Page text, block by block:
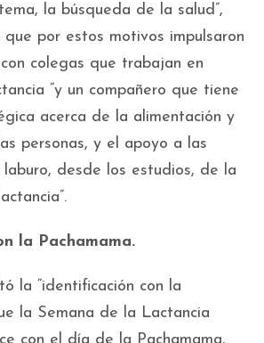
la búsqueda de la salud”,
por estos motivos impulsaron
colegas que trabajan en
“y un compañero que tiene
acerca de la alimentación y
personas, y el apoyo a las
desde los estudios, de la
la Pachamama.
la “identificación con la
la Semana de la Lactancia